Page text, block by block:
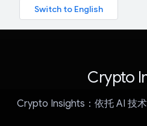
Crypto
Crypto Insights：依托 AI 技术